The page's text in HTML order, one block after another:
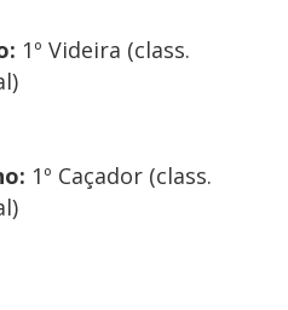
1º Videira (class.
1º Caçador (class.